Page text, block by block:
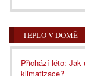
TEPLO V DOMĚ
Přichází léto: Jak
klimatizace?